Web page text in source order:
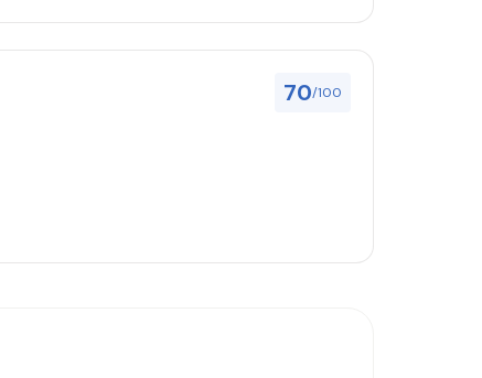
70/100